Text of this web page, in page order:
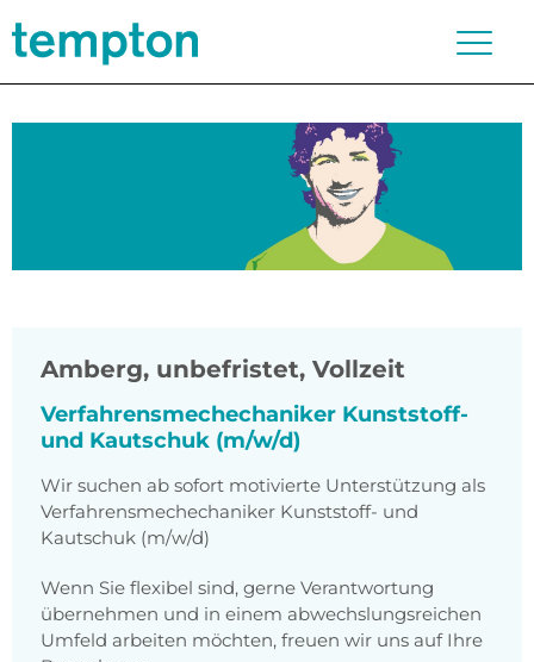
Amberg, unbefristet, Vollzeit
Verfahrensmechechaniker Kunststoff-
und Kautschuk (m/w/d)
Wir suchen ab sofort motivierte Unterstützung als
Verfahrensmechechaniker Kunststoff- und
Kautschuk (m/w/d)
Wenn Sie flexibel sind, gerne Verantwortung
übernehmen und in einem abwechslungsreichen
Umfeld arbeiten möchten, freuen wir uns auf Ihre